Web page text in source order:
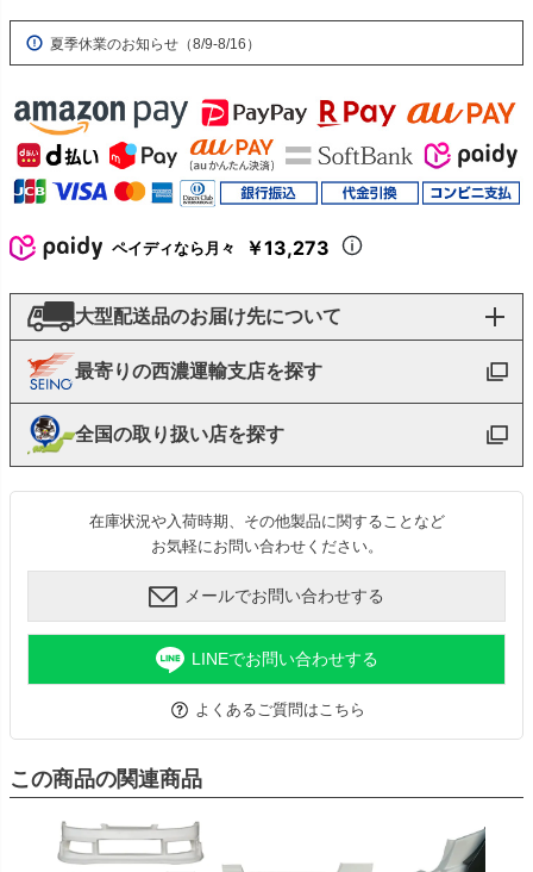
夏季休業のお知らせ（8/9-8/16）
ペイディなら月々 ￥13,273
大型配送品のお届け先について
最寄りの西濃運輸支店を探す
全国の取り扱い店を探す
在庫状況や入荷時期、その他製品に関することなど
お気軽にお問い合わせください。
メールでお問い合わせする
LINEでお問い合わせする
よくあるご質問はこちら
この商品の関連商品